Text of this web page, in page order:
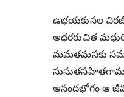
ఉభయకుసల
అధరరుచిత
మమతమసకు
ఆనందభోగం ఆ